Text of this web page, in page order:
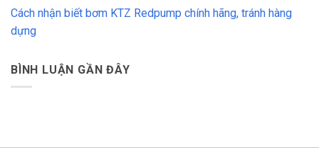
Cách nhận biết bơm KTZ Redpump chính hãng, tránh hàng
dựng
BÌNH LUẬN GẦN ĐÂY